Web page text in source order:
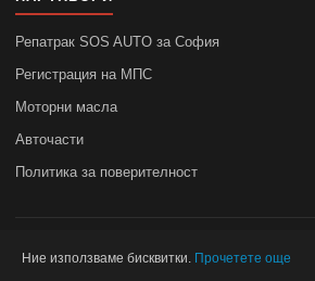
Репатрак SOS AUTO за София
Регистрация на МПС
Моторни масла
Авточасти
Политика за поверителност
autodata.bg не носи отговорност за точността
Ние използваме бисквитки. Прочетете още